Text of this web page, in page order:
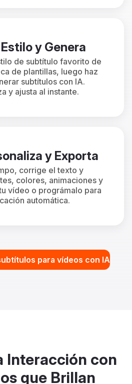
y Genera
de subtítulo favorito de
de plantillas, luego haz
subtítulos con IA.
y ajusta al instante.
y Exporta
corrige el texto y
colores, animaciones y
vídeo o prográmalo para
automática.
para vídeos con IA
Interacción con
que Brillan